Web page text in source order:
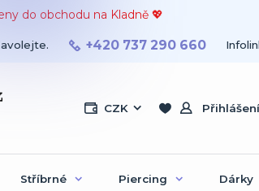
do obchodu na Kladně 💖
CZK
+420 737 290 660
Stříbrné Piercing Dárky